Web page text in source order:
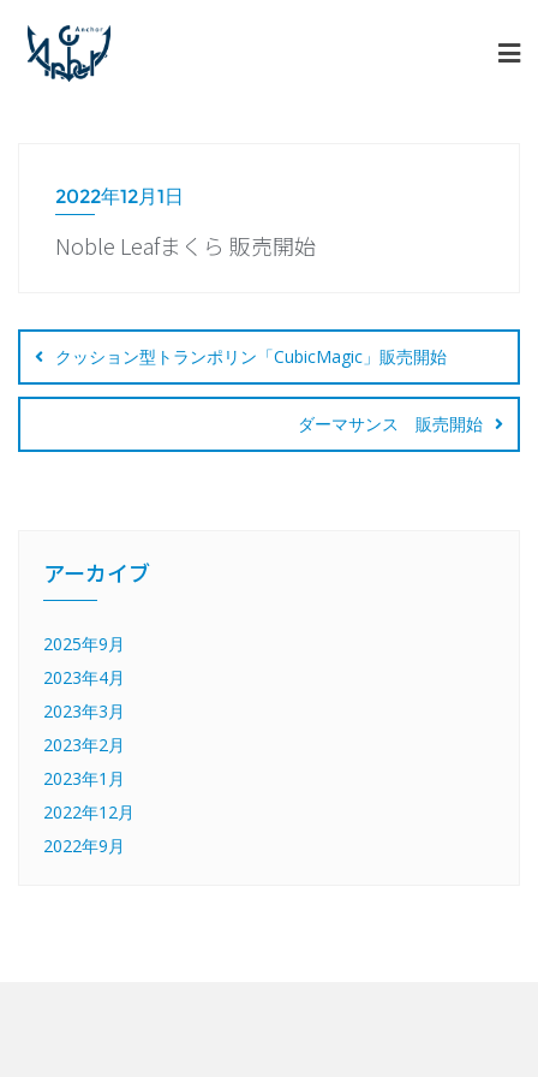
2022年12月1日
Noble Leafまくら 販売開始
クッション型トランポリン「CubicMagic」販売開始
ダーマサンス 販売開始
アーカイブ
2025年9月
2023年4月
2023年3月
2023年2月
2023年1月
2022年12月
2022年9月